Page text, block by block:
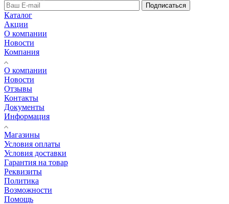
Подписаться
Каталог
Акции
О компании
Новости
Компания
О компании
Новости
Отзывы
Контакты
Документы
Информация
Магазины
Условия оплаты
Условия доставки
Гарантия на товар
Реквизиты
Политика
Возможности
Помощь